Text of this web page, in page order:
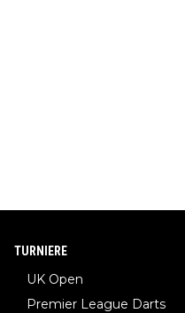
TURNIERE
UK Open
Premier League Darts